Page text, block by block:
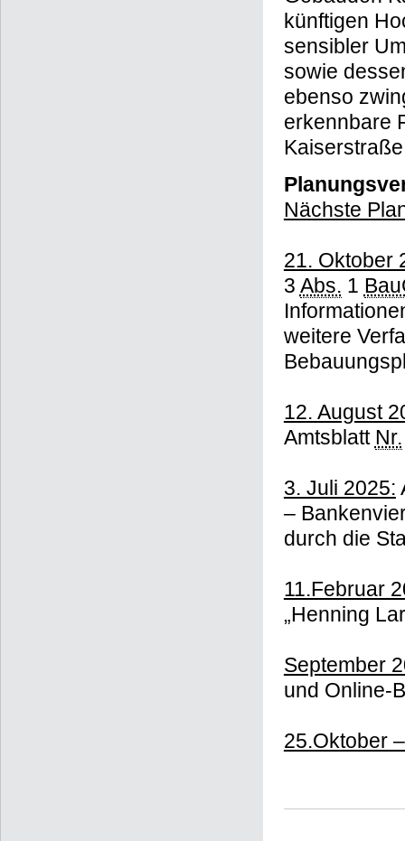
künftigen
sensibler
sowie
ebenso
erkennbare
Nächste
21. Oktober
3 Abs. 1
weitere
12. August
Amtsblatt Nr.
3. Juli 2025:
–
durch die
11.Februar
„Henning
September
und Online-
25.Oktober